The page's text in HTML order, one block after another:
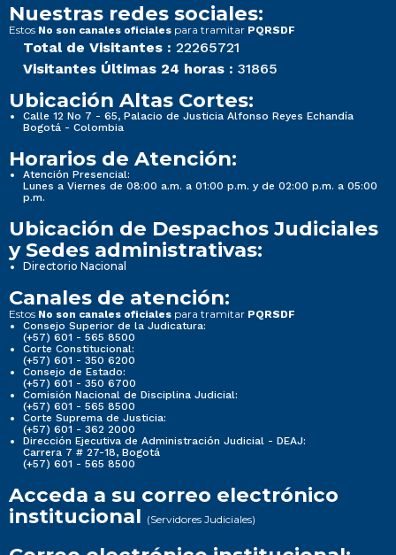
Nuestras redes sociales:
Estos No son canales oficiales para tramitar PQRSDF
Total de Visitantes : 22265721
Visitantes Últimas 24 horas : 31865
Ubicación Altas Cortes:
Calle 12 No 7 - 65, Palacio de Justicia Alfonso Reyes Echandía
Bogotá - Colombia
Horarios de Atención:
Atención Presencial:
Lunes a Viernes de 08:00 a.m. a 01:00 p.m. y de 02:00 p.m. a 05:00
p.m.
Ubicación de Despachos Judiciales
y Sedes administrativas:
Directorio Nacional
Canales de atención:
Estos No son canales oficiales para tramitar PQRSDF
Consejo Superior de la Judicatura:
(+57) 601 - 565 8500
Corte Constitucional:
(+57) 601 - 350 6200
Consejo de Estado:
(+57) 601 - 350 6700
Comisión Nacional de Disciplina Judicial:
(+57) 601 - 565 8500
Corte Suprema de Justicia:
(+57) 601 - 362 2000
Dirección Ejecutiva de Administración Judicial - DEAJ:
Carrera 7 # 27-18, Bogotá
(+57) 601 - 565 8500
Acceda a su correo electrónico
institucional (Servidores Judiciales)